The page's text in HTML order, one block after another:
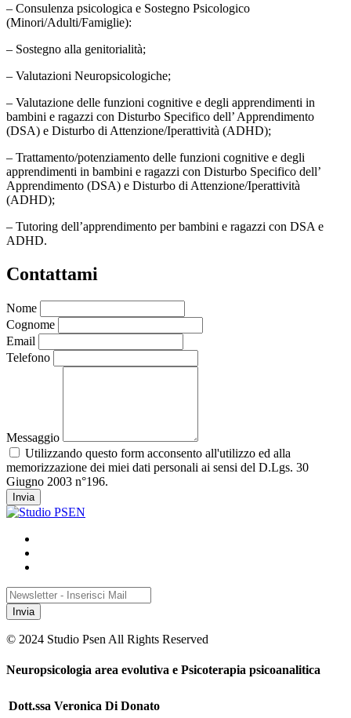
– Consulenza psicologica e Sostegno Psicologico
(Minori/Adulti/Famiglie):
– Sostegno alla genitorialità;
– Valutazioni Neuropsicologiche;
– Valutazione delle funzioni cognitive e degli apprendimenti in
bambini e ragazzi con Disturbo Specifico dell’ Apprendimento
(DSA) e Disturbo di Attenzione/Iperattività (ADHD);
– Trattamento/potenziamento delle funzioni cognitive e degli
apprendimenti in bambini e ragazzi con Disturbo Specifico dell’
Apprendimento (DSA) e Disturbo di Attenzione/Iperattività
(ADHD);
– Tutoring dell’apprendimento per bambini e ragazzi con DSA e
ADHD.
Contattami
Nome
Cognome
Email
Telefono
Messaggio
Utilizzando questo form acconsento all'utilizzo ed alla
memorizzazione dei miei dati personali ai sensi del D.Lgs. 30
Giugno 2003 n°196.
Invia
Invia
© 2024 Studio Psen All Rights Reserved
Neuropsicologia area evolutiva e Psicoterapia psicoanalitica
Dott.ssa Veronica Di Donato